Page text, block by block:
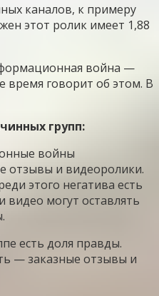
каналов, к примеру
этот ролик имеет 1,88
война —
время говорит об этом. В
групп:
войны
отзывы и видеоролики.
этого негатива есть
могут оставлять
есть доля правды.
— заказные отзывы и